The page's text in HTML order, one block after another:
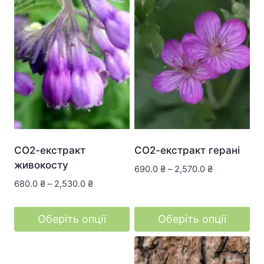
СО2-екстракт
живокосту
680.0 ₴ – 2,530.0 ₴
Оберіть опції
СО2-екстракт герані
690.0 ₴ – 2,570.0 ₴
Оберіть опції
Цей
товар